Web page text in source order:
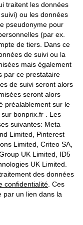
des cookies
contrat
traitent les données
ou les données
pseudonyme pour
(par ex.
de tiers. Dans ce
de suivi ou la
mais également
par ce prestataire
de suivi seront alors
seront alors
préalablement sur le
bonprix.fr . Les
suivantes: Meta
Limited, Pinterest
Limited, Criteo SA,
UK Limited, ID5
UK Limited.
des données
confidentialité . Ces
par un lien dans la